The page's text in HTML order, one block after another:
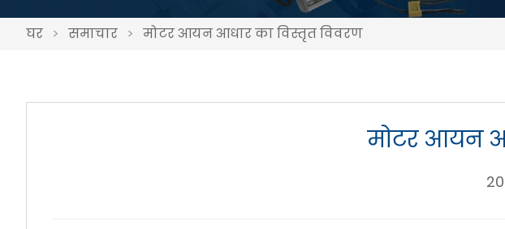
घर > समाचार > मोटर आयन आधार का विस्तृत विवरण
मोटर आयन